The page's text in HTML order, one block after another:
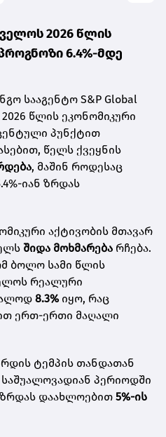
2026 წლის
6.4%-მდე
სააგენტო S&P Global
წლის ეკონომიკური
პუნქტით
წელს ქვეყნის
, მაშინ როდესაც
იან ზრდას
აქტივობის მთავარ
შიდა მოხმარება რჩება.
ბოლო სამი წლის
რეალური
8.3% იყო, რაც
ერთ-ერთი მაღალი
ტემპის თანდათან
პერიოდში
დაახლოებით 5%-ის